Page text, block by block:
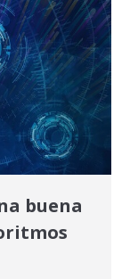
buena